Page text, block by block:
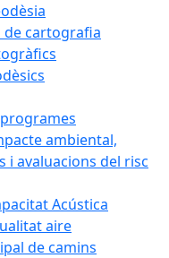
de cartografia
ambiental,
i avaluacions del risc
Acústica
aire
de camins